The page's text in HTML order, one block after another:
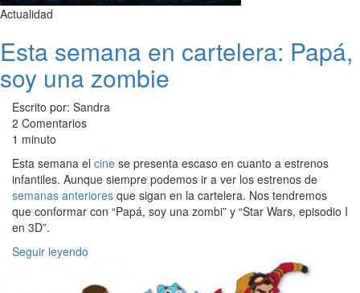
Actualidad
Esta semana en cartelera: Papá,
soy una zombie
Escrito por: Sandra
2 Comentarios
1 minuto
Esta semana el cine se presenta escaso en cuanto a estrenos
infantiles. Aunque siempre podemos ir a ver los estrenos de
semanas anteriores que sigan en la cartelera. Nos tendremos
que conformar con “Papá, soy una zombi” y “Star Wars, episodio I
en 3D”.
Seguir leyendo